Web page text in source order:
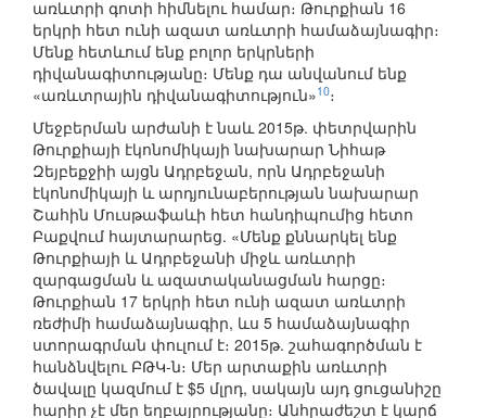
առևտրի գոտի հիմնելու համար։ Թուրքիան 16
երկրի հետ ունի ազատ առևտրի համաձայնագիր։
Մենք հետևում ենք բոլոր երկրների
դիվանագիտությանը։ Մենք դա անվանում ենք
«առևտրային դիվանագիտություն»10։
Մեջբերման արժանի է նաև 2015թ. փետրվարին
Թուրքիայի էկոնոմիկայի նախարար Նիհաթ
Զեյբեքջիի այցն Ադրբեջան, որն Ադրբեջանի
էկոնոմիկայի և արդյունաբերության նախարար
Շահին Մուսթաֆաևի հետ հանդիպումից հետո
Բաքվում հայտարարեց. «Մենք քննարկել ենք
Թուրքիայի և Ադրբեջանի միջև առևտրի
զարգացման և ազատականացման հարցը։
Թուրքիան 17 երկրի հետ ունի ազատ առևտրի
ռեժիմի համաձայնագիր, ևս 5 համաձայնագիր
ստորագրման փուլում է։ 2015թ. շահագործման է
հանձնվելու ԲԹԿ-ն։ Մեր արտաքին առևտրի
ծավալը կազմում է $5 մլրդ, սակայն այդ ցուցանիշը
հարիր չէ մեր եղբայրությանը։ Անհրաժեշտ է կարճ